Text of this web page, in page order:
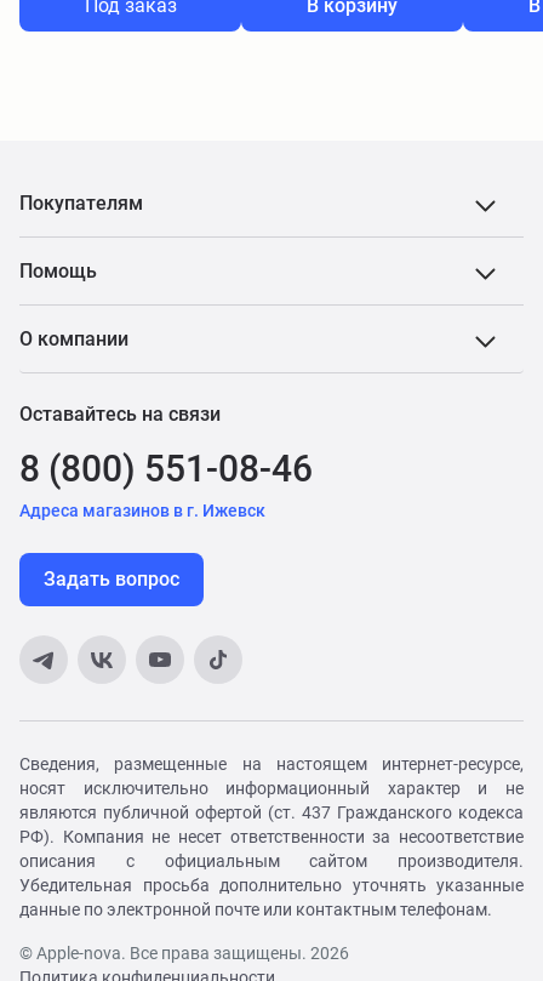
Под заказ В корзину
Покупателям
Помощь
О компании
Оставайтесь на связи
8 (800) 551-08-46
Адреса магазинов в г. Ижевск
Задать вопрос
Сведения, размещенные на настоящем интернет-ресурсе,
носят исключительно информационный характер и не
являются публичной офертой (ст. 437 Гражданского кодекса
РФ). Компания не несет ответственности за несоответствие
описания с официальным сайтом производителя.
Убедительная просьба дополнительно уточнять указанные
данные по электронной почте или контактным телефонам.
© Apple-nova. Все права защищены. 2026